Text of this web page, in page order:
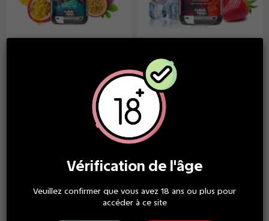
Mango Passion Fruit -
14,90 €
JNR by Falcon-X
Strawberry Watermelon
ice - 28k JNR
À partir
de
Vérification de l'âge
Veuillez confirmer que vous avez 18 ans ou plus pour
accéder à ce site